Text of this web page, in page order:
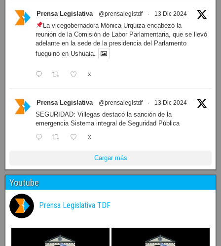
Prensa Legislativa @prensalegistdf · 13 Dic 2024
La vicegobernadora Mónica Urquiza encabezó la
reunión de la Comisión de Labor Parlamentaria, que se llevó
adelante en la sede de la presidencia del Parlamento
fueguino en Ushuaia.
X
Prensa Legislativa @prensalegistdf · 13 Dic 2024
SEGURIDAD: Villegas destacó la sanción de la
emergencia Sistema integral de Seguridad Pública
X
Cargar más
Youtube
Prensa Legislativa TDF